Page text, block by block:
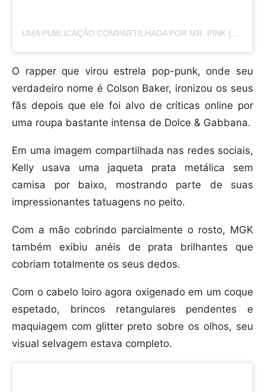
UMA PUBLICAÇÃO COMPARTILHADA POR MR. PINK (@MACHINEGUNKELLY)
O rapper que virou estrela pop-punk, onde seu
verdadeiro nome é Colson Baker, ironizou os seus
fãs depois que ele foi alvo de críticas online por
uma roupa bastante intensa de Dolce & Gabbana.
Em uma imagem compartilhada nas redes sociais,
Kelly usava uma jaqueta prata metálica sem
camisa por baixo, mostrando parte de suas
impressionantes tatuagens no peito.
Com a mão cobrindo parcialmente o rosto, MGK
também exibiu anéis de prata brilhantes que
cobriam totalmente os seus dedos.
Com o cabelo loiro agora oxigenado em um coque
espetado, brincos retangulares pendentes e
maquiagem com glitter preto sobre os olhos, seu
visual selvagem estava completo.